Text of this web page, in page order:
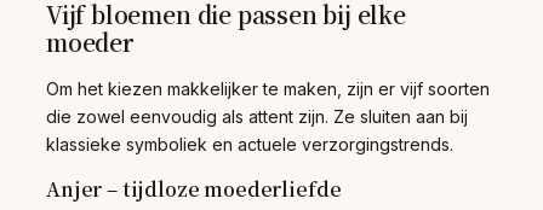
Vijf bloemen die passen bij elke
moeder
Om het kiezen makkelijker te maken, zijn er vijf soorten
die zowel eenvoudig als attent zijn. Ze sluiten aan bij
klassieke symboliek en actuele verzorgingstrends.
Anjer – tijdloze moederliefde